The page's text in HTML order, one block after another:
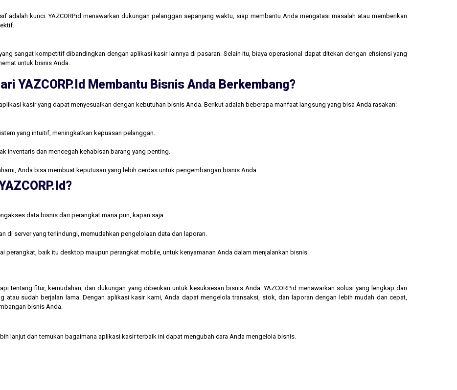
adalah kunci. YAZCORP.id menawarkan dukungan pelanggan sepanjang waktu, siap membantu Anda mengatasi masalah atau memberikan
sangat kompetitif dibandingkan dengan aplikasi kasir lainnya di pasaran. Selain itu, biaya operasional dapat ditekan dengan efisiensi yang
untuk bisnis Anda.
YAZCORP.id Membantu Bisnis Anda Berkembang?
kasir yang dapat menyesuaikan dengan kebutuhan bisnis Anda. Berikut adalah beberapa manfaat langsung yang bisa Anda rasakan:
yang intuitif, meningkatkan kepuasan pelanggan.
inventaris dan mencegah kehabisan barang yang penting.
Anda bisa membuat keputusan yang lebih cerdas untuk pengembangan bisnis Anda.
data bisnis dari perangkat mana pun, kapan saja.
di server yang terlindungi, memudahkan pengelolaan data dan laporan.
perangkat, baik itu desktop maupun perangkat mobile, untuk kenyamanan Anda dalam menjalankan bisnis.
tentang fitur, kemudahan, dan dukungan yang diberikan untuk kesuksesan bisnis Anda. YAZCORP.id menawarkan solusi yang lengkap dan
atau sudah berjalan lama. Dengan aplikasi kasir kami, Anda dapat mengelola transaksi, stok, dan laporan dengan lebih mudah dan cepat,
bisnis Anda.
lanjut dan temukan bagaimana aplikasi kasir terbaik ini dapat mengubah cara Anda mengelola bisnis.